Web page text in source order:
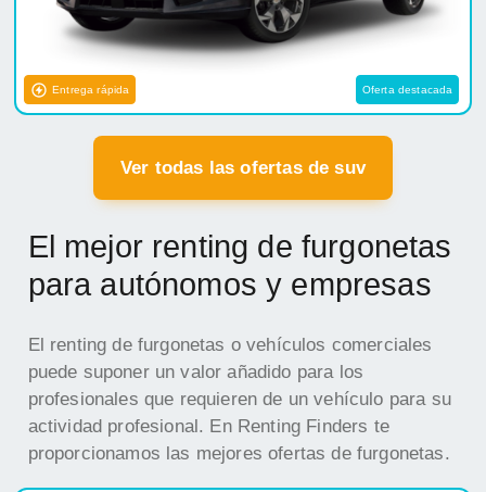
Entrega rápida Oferta destacada
Ver todas las ofertas de suv
El mejor renting de furgonetas
para autónomos y empresas
El renting de furgonetas o vehículos comerciales
puede suponer un valor añadido para los
profesionales que requieren de un vehículo para su
actividad profesional. En Renting Finders te
proporcionamos las mejores ofertas de furgonetas.